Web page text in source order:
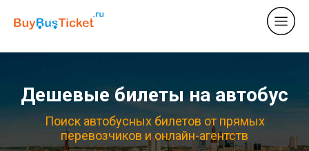
Дешевые билеты на автобус
Поиск автобусных билетов от прямых
перевозчиков и онлайн-агентств